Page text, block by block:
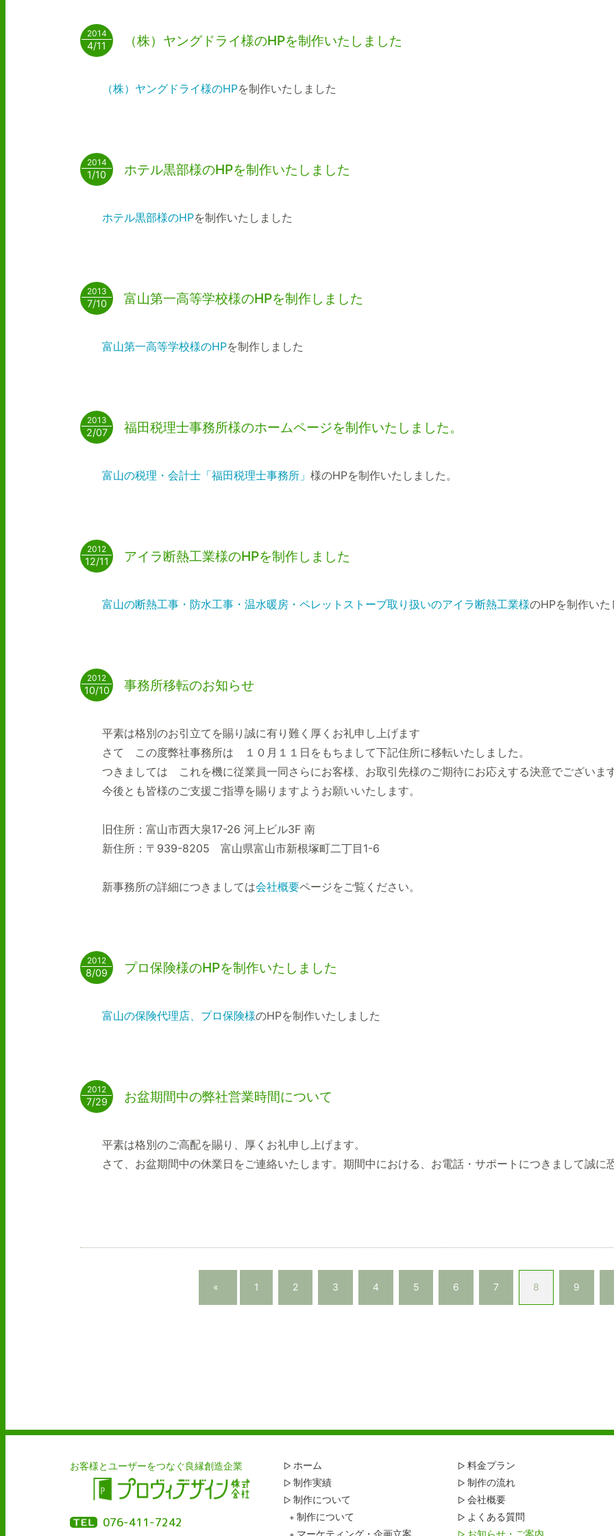
（株）ヤングドライ様のHPを制作いたしました
2014
4/11
（株）ヤングドライ様のHPを制作いたしました
ホテル黒部様のHPを制作いたしました
2014
1/10
ホテル黒部様のHPを制作いたしました
富山第一高等学校様のHPを制作しました
2013
7/10
富山第一高等学校様のHPを制作しました
福田税理士事務所様のホームページを制作いたしました。
2013
2/07
富山の税理・会計士「福田税理士事務所」 様のHPを制作いたしました。
アイラ断熱工業様のHPを制作しました
2012
12/11
富山の断熱工事・防水工事・温水暖房・ペレットストーブ取り扱いのアイラ断熱工業様のHPを制作い
事務所移転のお知らせ
2012
10/10
平素は格別のお引立てを賜り誠に有り難く厚くお礼申し上げます
さて この度弊社事務所は １０月１１日をもちまして下記住所に移転いたしました。
つきましては これを機に従業員一同さらにお客様、お取引先様のご期待にお応えする決意でございま
今後とも皆様のご支援ご指導を賜りますようお願いいたします。
旧住所：富山市西大泉17-26 河上ビル3F 南
新住所：〒939-8205 富山県富山市新根塚町二丁目1-6
新事務所の詳細につきましては会社概要ページをご覧ください。
プロ保険様のHPを制作いたしました
2012
8/09
富山の保険代理店、プロ保険様のHPを制作いたしました
お盆期間中の弊社営業時間について
2012
7/29
平素は格別のご高配を賜り、厚くお礼申し上げます。
さて、お盆期間中の休業日をご連絡いたします。期間中における、お電話・サポートにつきまして誠
« 1 2 3 4 5 6 7 8 9
お客様とユーザーをつなぐ良縁創造企業
076-411-7242
ホーム
制作実績
制作について
制作について
料金プラン
制作の流れ
会社概要
よくある質問